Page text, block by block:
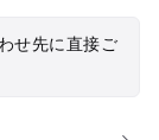
せ先に直接ご